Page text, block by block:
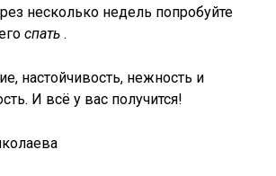
несколько недель попробуйте
спать .
настойчивость, нежность и
И всё у вас получится!